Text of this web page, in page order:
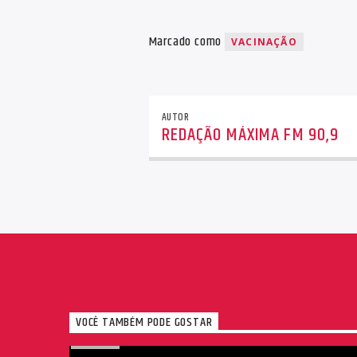
Marcado como VACINAÇÃO
AUTOR
REDAÇÃO MÁXIMA FM 90,9
VOCÊ TAMBÉM PODE GOSTAR